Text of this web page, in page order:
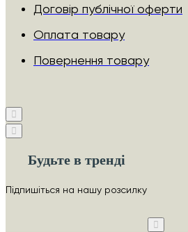
Договір публічної оферти
Оплата товару
Повернення товару
Будьте в тренді
Підпишіться на нашу розсилку